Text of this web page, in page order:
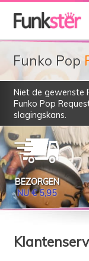
Funko Pop
Niet de gewenste
Funko Pop
slagingskans.
BEZORGEN
NU € 5,95